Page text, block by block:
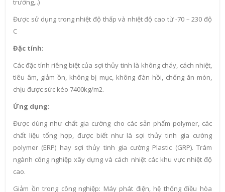
trường,..)
Được sử dụng trong nhiệt độ thấp và nhiệt độ cao từ -70 – 230 độ
C
Đặc tính:
Các đặc tính riêng biệt của sợi thủy tinh là không cháy, cách nhiệt,
tiêu âm, giảm ồn, không bị mục, không đàn hồi, chống ăn mòn,
chịu được sức kéo 7400kg/m2.
Ứng dụng:
Được dùng như chất gia cường cho các sản phẩm polymer, các
chất liệu tổng hợp, được biết như là sợi thủy tinh gia cường
polymer (ERP) hay sợi thủy tinh gia cường Plastic (GRP). Trám
ngành công nghiệp xây dựng và cách nhiệt các khu vực nhiệt độ
cao.
Giảm ồn trong công nghiệp: Máy phát điện, hệ thống điều hòa